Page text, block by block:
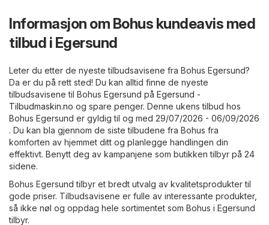
Informasjon om Bohus kundeavis med
tilbud i Egersund
Leter du etter de nyeste tilbudsavisene fra Bohus Egersund?
Da er du på rett sted! Du kan alltid finne de nyeste
tilbudsavisene til Bohus Egersund på Egersund -
Tilbudmaskin.no og spare penger. Denne ukens tilbud hos
Bohus Egersund er gyldig til og med 29/07/2026 - 06/09/2026
. Du kan bla gjennom de siste tilbudene fra Bohus fra
komforten av hjemmet ditt og planlegge handlingen din
effektivt. Benytt deg av kampanjene som butikken tilbyr på 24
sidene.
Bohus Egersund tilbyr et bredt utvalg av kvalitetsprodukter til
gode priser. Tilbudsavisene er fulle av interessante produkter,
så ikke nøl og oppdag hele sortimentet som Bohus i Egersund
tilbyr.